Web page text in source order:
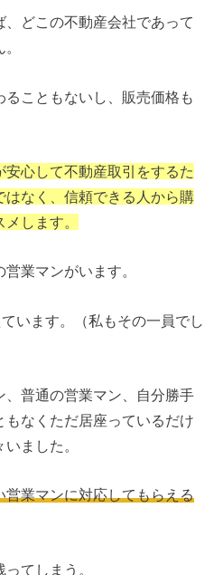
どこの不動産会社であって
ることもないし、販売価格も
心して不動産取引をするた
なく、信頼できる人から購
します。
業マンがいます。
います。（私もその一員でし
、普通の営業マン、自分勝手
なくただ居座っているだけ
ました。
業マンに対応してもらえる
てしまう。